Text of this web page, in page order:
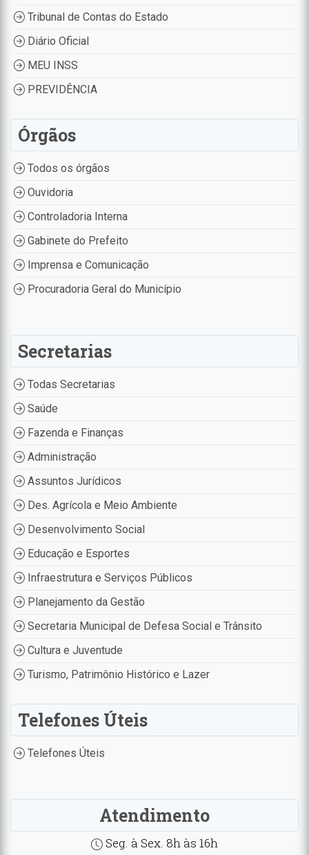
Tribunal de Contas do Estado
Diário Oficial
MEU INSS
PREVIDÊNCIA
Órgãos
Todos os órgãos
Ouvidoria
Controladoria Interna
Gabinete do Prefeito
Imprensa e Comunicação
Procuradoria Geral do Município
Secretarias
Todas Secretarias
Saúde
Fazenda e Finanças
Administração
Assuntos Jurídicos
Des. Agrícola e Meio Ambiente
Desenvolvimento Social
Educação e Esportes
Infraestrutura e Serviços Públicos
Planejamento da Gestão
Secretaria Municipal de Defesa Social e Trânsito
Cultura e Juventude
Turismo, Patrimônio Histórico e Lazer
Telefones Úteis
Telefones Úteis
Atendimento
Seg. à Sex. 8h às 16h